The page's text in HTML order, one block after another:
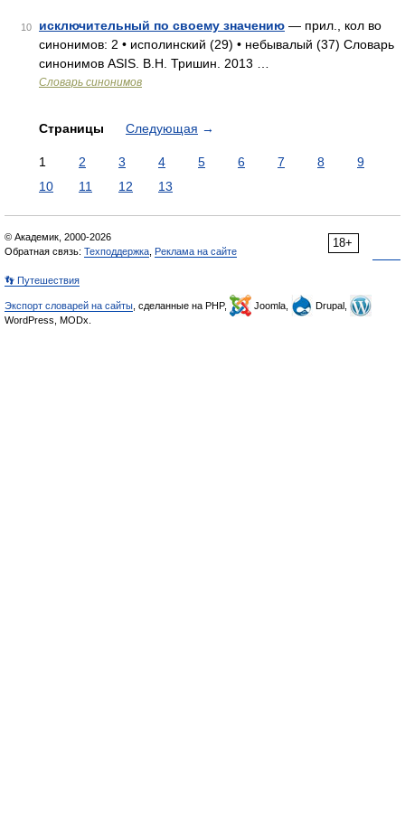
10 исключительный по своему значению — прил., кол во
синонимов: 2 • исполинский (29) • небывалый (37) Словарь
синонимов ASIS. В.Н. Тришин. 2013 …
Словарь синонимов
Страницы Следующая →
1 2 3 4 5 6 7 8
9
10
11 12 13
18+
© Академик, 2000-2026
Обратная связь: Техподдержка Реклама на сайте
👣 Путешествия
Экспорт словарей на сайты , сделанные на PHP, Joomla,
Drupal,
WordPress, MODx.